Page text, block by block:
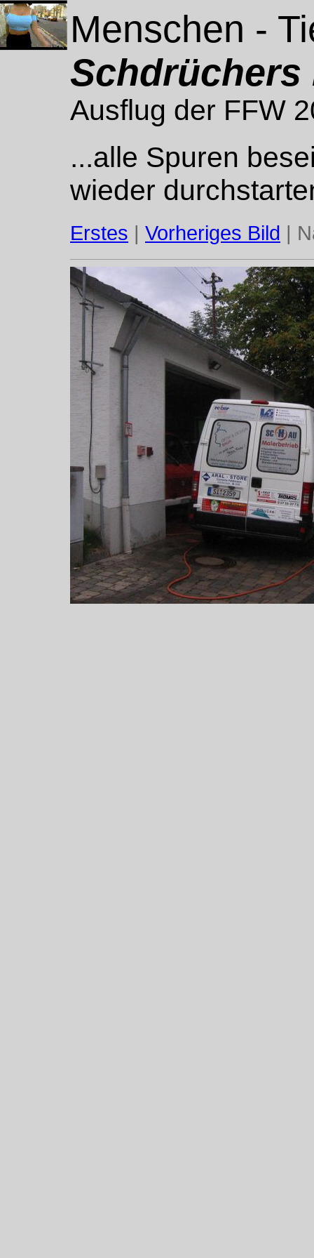
Menschen -
Schdrüchers
Ausflug der FFW
...alle Spuren
wieder
Erstes | Vorheriges Bild |